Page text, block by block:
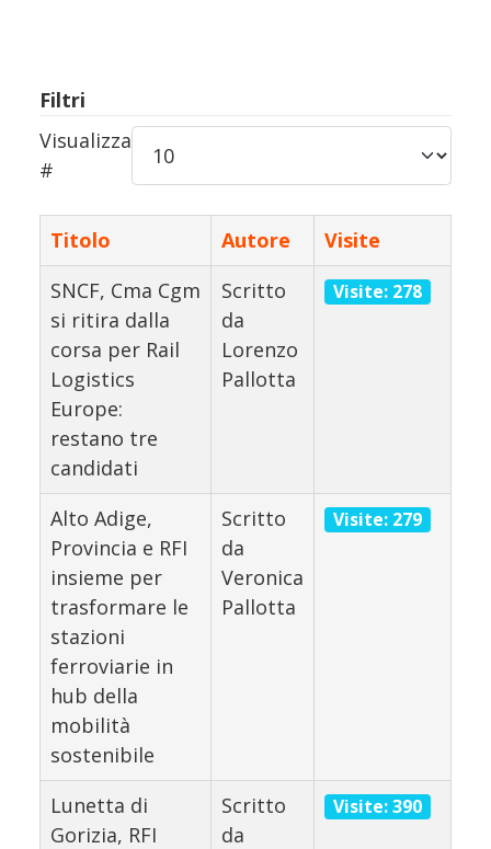
Filtri
Visualizza
#
Titolo Autore
Visite
SNCF, Cma Cgm
si ritira dalla
corsa per Rail
Logistics
Europe:
restano tre
candidati
Scritto
da
Lorenzo
Pallotta
Visite: 278
Alto Adige,
Provincia e RFI
insieme per
trasformare le
stazioni
ferroviarie in
hub della
mobilità
sostenibile
Scritto
da
Veronica
Pallotta
Visite: 279
Lunetta di
Gorizia, RFI
Scritto
da
Visite: 390